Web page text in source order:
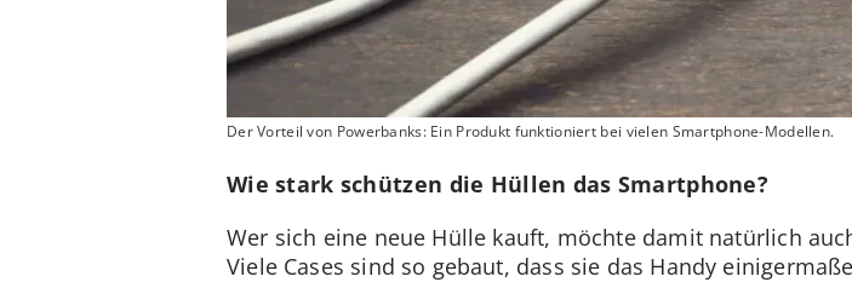
Der Vorteil von Powerbanks: Ein Produkt funktioniert bei vielen Smartphone-Modellen.
Wie stark schützen die Hüllen das Smartphone?
Wer sich eine neue Hülle kauft, möchte damit natürlich
Viele Cases sind so gebaut, dass sie das Handy